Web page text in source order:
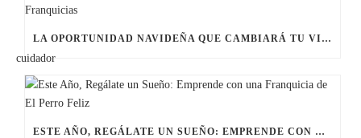
LA OPORTUNIDAD NAVIDEÑA QUE CAMBIARÁ TU VIDA: BECA PARA FRANQUICIAS
ESTE AÑO, REGÁLATE UN SUEÑO: EMPRENDE CON UNA FRANQUICIA DE EL PERRO FELIZ